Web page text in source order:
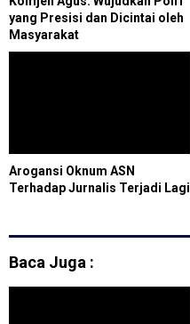
yang Presisi dan Dicintai oleh
Masyarakat
Arogansi Oknum ASN
Terhadap Jurnalis Terjadi Lagi
Baca Juga :